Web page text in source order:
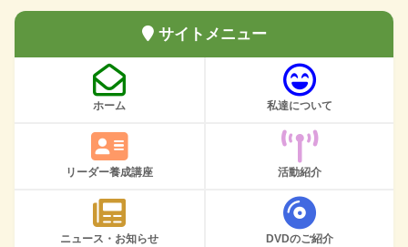
サイトメニュー
ホーム 私達について
リーダー養成講座 活動紹介
ニュース・お知らせ DVDのご紹介